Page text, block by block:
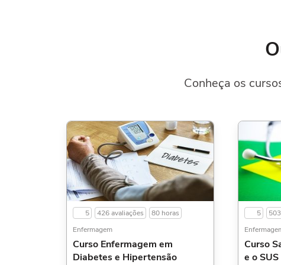
Conheça os
5 426 avaliações
80 horas
Enfermagem
Curso Enfermagem em
Diabetes e Hipertensão
5
Curso
e o SUS